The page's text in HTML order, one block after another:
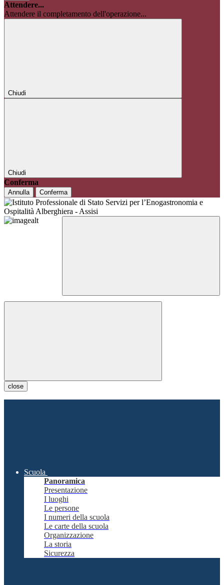
Attendere...
Attendere il completamento dell'operazione...
Chiudi
Chiudi
Conferma
Annulla Conferma
close
Scuola
Panoramica
Presentazione
I luoghi
Le persone
I numeri della scuola
Le carte della scuola
Organizzazione
La storia
Sicurezza